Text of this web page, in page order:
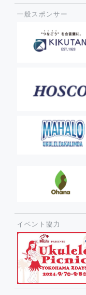
一般スポンサー
イベント協力